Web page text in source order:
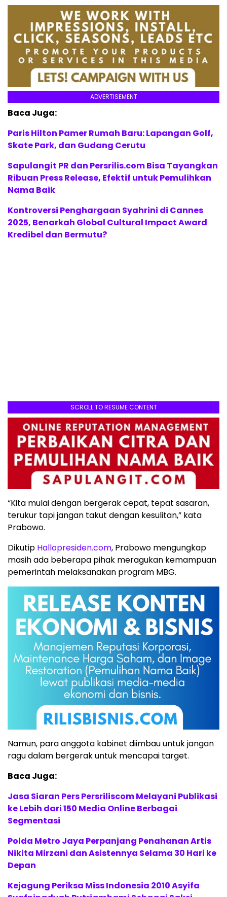
ADVERTISEMENT
Baca Juga:
Paris Hilton Pamer Rumah Baru: Lapangan Golf,
Skate Park, dan Gudang Cerutu
Sapulangit PR dan Persrilis.com Bisa Tayangkan
Ribuan Press Release, Efektif untuk Pemulihkan
Nama Baik
Kontroversi Penghargaan Syahrini di Cannes
2025, Benarkah Global Cultural Impact Award
Kredibel dan Bermutu?
SCROLL TO RESUME CONTENT
“Kita mulai dengan bergerak cepat, tepat sasaran,
terukur tapi jangan takut dengan kesulitan,” kata
Prabowo.
Dikutip Hallopresiden.com, Prabowo mengungkap
masih ada beberapa pihak meragukan kemampuan
pemerintah melaksanakan program MBG.
Namun, para anggota kabinet diimbau untuk jangan
ragu dalam bergerak untuk mencapai target.
Baca Juga:
Jasa Siaran Pers Persriliscom Melayani Publikasi
ke Lebih dari 150 Media Online Berbagai
Segmentasi
Polda Metro Jaya Perpanjang Penahanan Artis
Nikita Mirzani dan Asistennya Selama 30 Hari ke
Depan
Kejagung Periksa Miss Indonesia 2010 Asyifa